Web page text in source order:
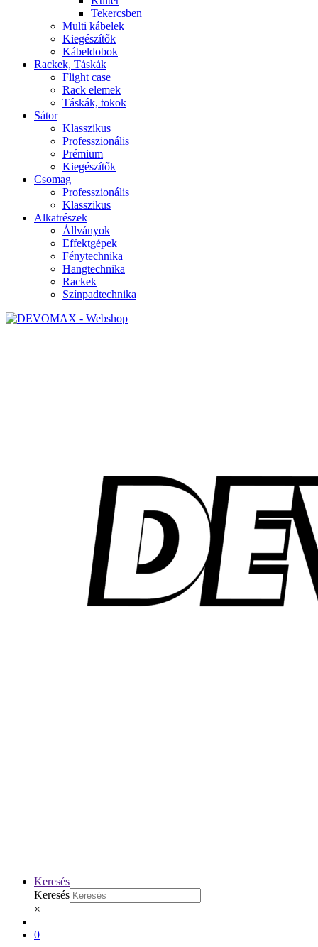
Tekercsben
Multi kábelek
Kiegészítők
Kábeldobok
Rackek, Táskák
Flight case
Rack elemek
Táskák, tokok
Sátor
Klasszikus
Professzionális
Prémium
Kiegészítők
Csomag
Professzionális
Klasszikus
Alkatrészek
Állványok
Effektgépek
Fénytechnika
Hangtechnika
Rackek
Színpadtechnika
Keresés
Keresés
×
0